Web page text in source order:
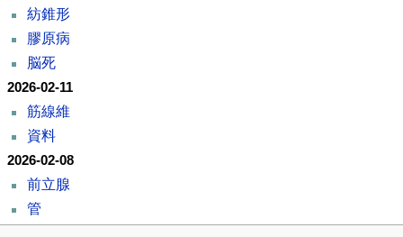
紡錐形
膠原病
脳死
2026-02-11
筋線維
資料
2026-02-08
前立腺
管